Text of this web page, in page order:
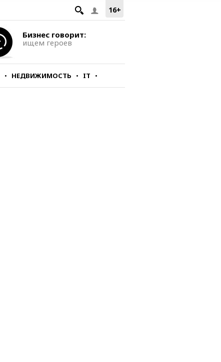
16+
Бизнес говорит:
ищем героев
НЕДВИЖИМОСТЬ IT